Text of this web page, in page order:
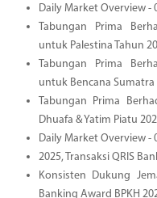
Daily Market Overview -
Tabungan Prima
untuk Palestina Tahun
Tabungan Prima
untuk Bencana Sumatra
Tabungan Prima
Dhuafa & Yatim Piatu
Daily Market Overview -
2025, Transaksi QRIS
Konsisten Dukung
Banking Award BPKH